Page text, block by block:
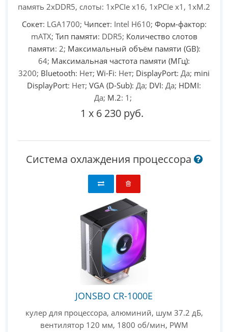
память 2xDDR5, слоты: 1xPCIe x16, 1xPCIe x1, 1xM.2
Сокет: LGA1700; Чипсет: Intel H610; Форм-фактор:
mATX; Тип памяти: DDR5; Количество слотов
памяти: 2; Максимальный объём памяти (GB):
64; Максимальная частота памяти (МГц):
3200; Bluetooth: Нет; Wi-Fi: Нет; DisplayPort: Да; mini
DisplayPort: Нет; VGA (D-Sub): Да; DVI: Да; HDMI:
Да; M.2: 1;
1 x 6 230 руб.
Система охлаждения процессора
JONSBO CR-1000E
кулер для процессора, алюминий, шум 37.2 дБ,
вентилятор 120 мм, 1800 об/мин, PWM